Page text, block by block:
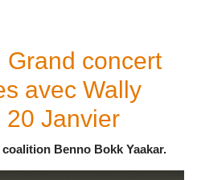
Grand concert
avec Wally
20 Janvier
Benno Bokk Yaakar.